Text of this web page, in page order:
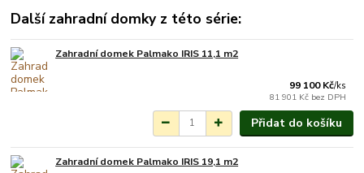
Další zahradní domky z této série:
Zahradní domek Palmako IRIS 11,1 m2
99 100 Kč/ks
81 901 Kč bez DPH
Přidat do košíku
Zahradní domek Palmako IRIS 19,1 m2